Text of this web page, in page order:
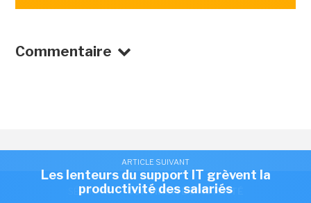
Commentaire
SÉCURITÉ / CONTINUITÉ D'ACTIVITÉ
ARTICLE SUIVANT
Les lenteurs du support IT grèvent la
productivité des salariés